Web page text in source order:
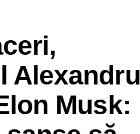
Alexandru
Musk: